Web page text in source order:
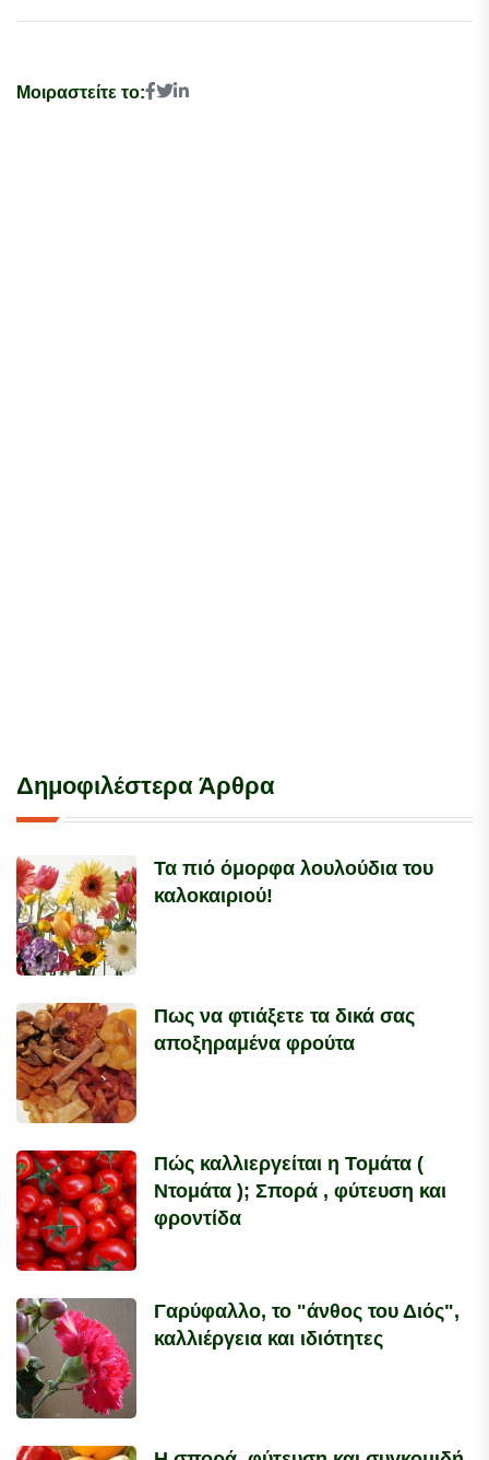
Μοιραστείτε το:
Δημοφιλέστερα Άρθρα
Τα πιό όμορφα λουλούδια του
καλοκαιριού!
Πως να φτιάξετε τα δικά σας
αποξηραμένα φρούτα
Πώς καλλιεργείται η Τομάτα (
Ντομάτα ); Σπορά , φύτευση και
φροντίδα
Γαρύφαλλο, το "άνθος του Διός",
καλλιέργεια και ιδιότητες